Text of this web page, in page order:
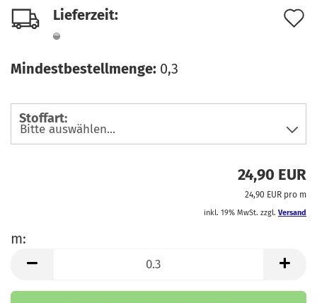
Lieferzeit:
Mindestbestellmenge: 0,3
Stoffart:
24,90 EUR
24,90 EUR pro m
inkl. 19% MwSt. zzgl. Versand
m: